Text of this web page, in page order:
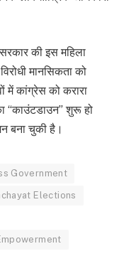
की इस महिला
मानसिकता को
में कांग्रेस को करारा
“काउंटडाउन” शुरू हो
बना चुकी है।
Government
Elections